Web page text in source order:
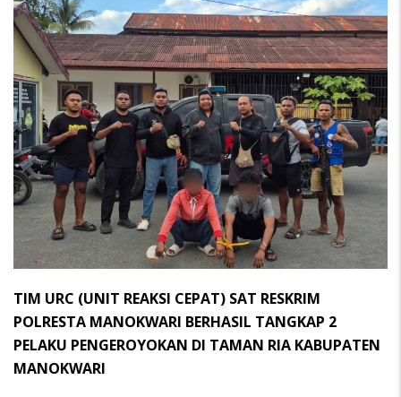
TIM URC (UNIT REAKSI CEPAT) SAT RESKRIM
POLRESTA MANOKWARI BERHASIL TANGKAP 2
PELAKU PENGEROYOKAN DI TAMAN RIA KABUPATEN
MANOKWARI